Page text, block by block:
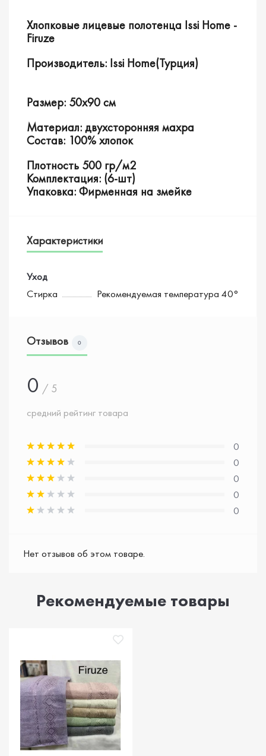
Хлопковые лицевые полотенца Issi Home -
Firuze
Производитель: Issi Home(Турция)
Размер: 50x90 см
Материал: двухсторонняя махра
Состав: 100% хлопок
Плотность 500 гр/м2
Комплектация: (6-шт)
Упаковка: Фирменная на змейке
Характеристики
Уход
Стирка
Рекомендуемая температура 40°
Отзывов 0
0 / 5
средний рейтинг товара
0
0
0
0
0
Нет отзывов об этом товаре.
Рекомендуемые товары